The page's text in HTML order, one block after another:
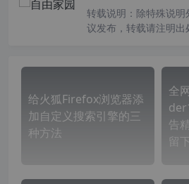
转载说明： 除特殊说明
议发布，转载请注明出
给火狐Firefox浏览器添
加自定义搜索引擎的三
种方法
全
告
留